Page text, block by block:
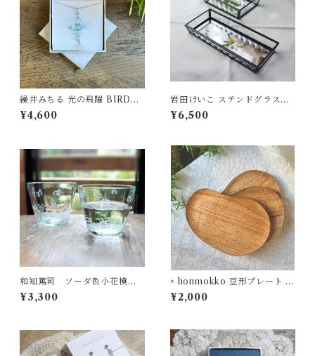
繰井みちる 光の飛躍 BIRD&E
GGプチネックレス
¥4,600
岩田けいこ ステンドグラスク
リアトトレー（細長）
¥6,500
和知篤司 ソーダ色小花模様
グラス
¥3,300
× honmokko 豆形プレート ク
ルミ
¥2,000